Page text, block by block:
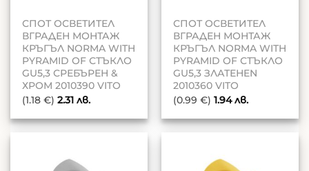
СПОТ ОСВЕТИТЕЛ
ВГРАДЕН МОНТАЖ
КРЪГЪЛ NORMA WITH
PYRAMID OF СТЪКЛО
GU5,3 СРЕБЪРЕН &
ХРОМ 2010390 VITO
(1.18 €) 2.31лв.
СПОТ ОСВЕТИТЕЛ
ВГРАДЕН МОНТАЖ
КРЪГЪЛ NORMA WITH
PYRAMID OF СТЪКЛО
GU5,3 ЗЛАТЕНEN
2010360 VITO
(0.99 €) 1.94лв.